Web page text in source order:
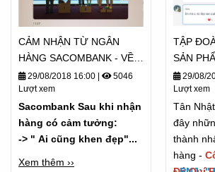
CẢM NHẬN TỪ NGÂN
HÀNG SACOMBANK - VỀ
TÂN NHẬT MINH
29/08/2018 16:00 |
5046
Lượt xem
Sacombank Sau khi nhận
hàng có cảm tưởng:
-> " Ai cũng khen đẹp"...
Xem thêm ››
TẬP
SẢN
MINH
29/08/
Lượt xem
Tân
đây
thành
hàng -